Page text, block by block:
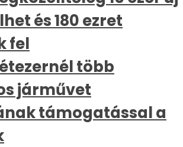
és 180 ezret
fel
több
járművet
támogatással a